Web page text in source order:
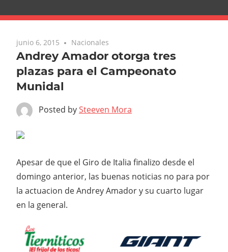
junio 6, 2015 Nacionales
Andrey Amador otorga tres
plazas para el Campeonato
Munidal
Posted bySteeven Mora
Apesar de que el Giro de Italia finalizo desde el
domingo anterior, las buenas noticias no para por
la actuacion de Andrey Amador y su cuarto lugar
en la general.